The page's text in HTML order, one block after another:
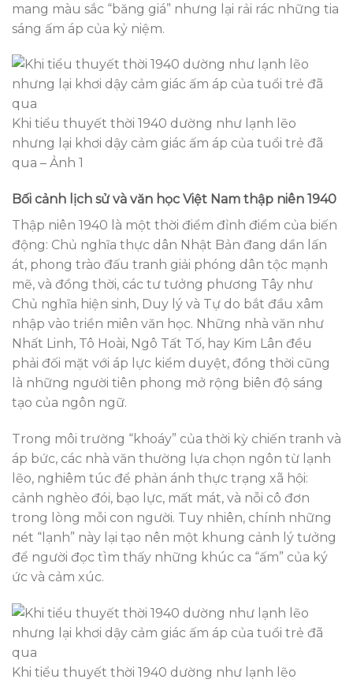
mang màu sắc “băng giá” nhưng lại rải rác những tia
sáng ấm áp của kỷ niệm.
Khi tiểu thuyết thời 1940 dường như lạnh lẽo
nhưng lại khơi dậy cảm giác ấm áp của tuổi trẻ đã
qua – Ảnh 1
Bối cảnh lịch sử và văn học Việt Nam thập niên 1940
Thập niên 1940 là một thời điểm đỉnh điểm của biến
động: Chủ nghĩa thực dân Nhật Bản đang dần lấn
át, phong trào đấu tranh giải phóng dân tộc mạnh
mẽ, và đồng thời, các tư tưởng phương Tây như
Chủ nghĩa hiện sinh, Duy lý và Tự do bắt đầu xâm
nhập vào triền miên văn học. Những nhà văn như
Nhất Linh, Tô Hoài, Ngô Tất Tố, hay Kim Lân đều
phải đối mặt với áp lực kiểm duyệt, đồng thời cũng
là những người tiên phong mở rộng biên độ sáng
tạo của ngôn ngữ.
Trong môi trường “khoáy” của thời kỳ chiến tranh và
áp bức, các nhà văn thường lựa chọn ngôn từ lạnh
lẽo, nghiêm túc để phản ánh thực trạng xã hội:
cảnh nghèo đói, bạo lực, mất mát, và nỗi cô đơn
trong lòng mỗi con người. Tuy nhiên, chính những
nét “lạnh” này lại tạo nên một khung cảnh lý tưởng
để người đọc tìm thấy những khúc ca “ấm” của ký
ức và cảm xúc.
Khi tiểu thuyết thời 1940 dường như lạnh lẽo